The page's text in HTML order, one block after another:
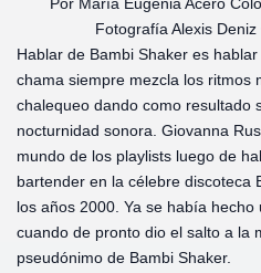
Fotografía Alexis Deniz
Hablar de Bambi Shaker es
chama siempre mezcla los ritmos
chalequeo dando como resultado
nocturnidad sonora. Giovanna
mundo de los playlists luego de
bartender en la célebre discoteca
los años 2000. Ya se había
cuando de pronto dio el salto a la
pseudónimo de Bambi Shaker.